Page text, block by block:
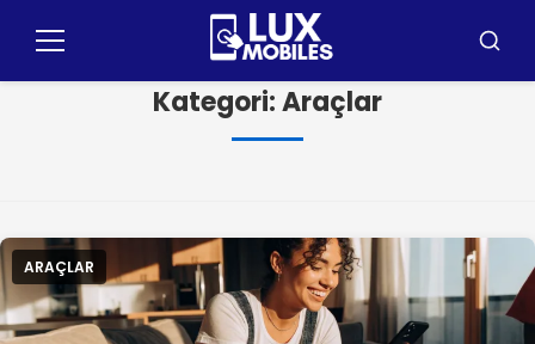
Menü Arama
Kategori:Araçlar
ARAÇLAR